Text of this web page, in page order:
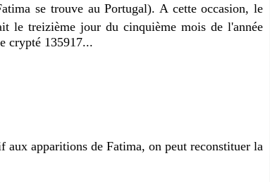
se trouve au Portugal). A cette occasion, le
le treizième jour du cinquième mois de l'année
crypté 135917...
aux apparitions de Fatima, on peut reconstituer la